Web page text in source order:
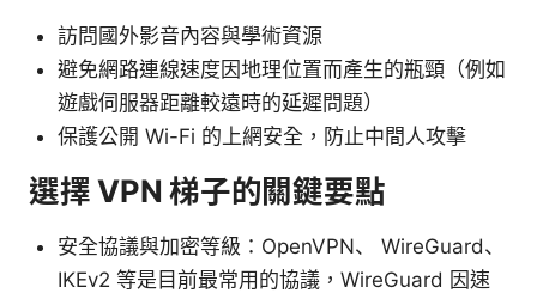
訪問國外影音內容與學術資源
避免網路連線速度因地理位置而產生的瓶頸（例如
遊戲伺服器距離較遠時的延遲問題）
保護公開 Wi-Fi 的上網安全，防止中間人攻擊
選擇 VPN 梯子的關鍵要點
安全協議與加密等級：OpenVPN、 WireGuard、
IKEv2 等是目前最常用的協議，WireGuard 因速